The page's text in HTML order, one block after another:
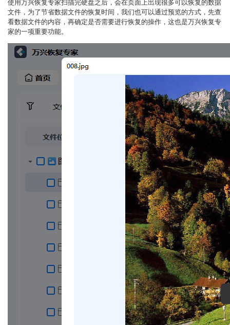
使用万兴恢复专家扫描完硬盘之后，会在页面上出现很多可以恢复的数据
文件，为了节省数据文件的恢复时间，我们也可以通过预览的方式，先查
看数据文件的内容，再确定是否需要进行恢复的操作，这也是万兴恢复专
家的一项重要功能。